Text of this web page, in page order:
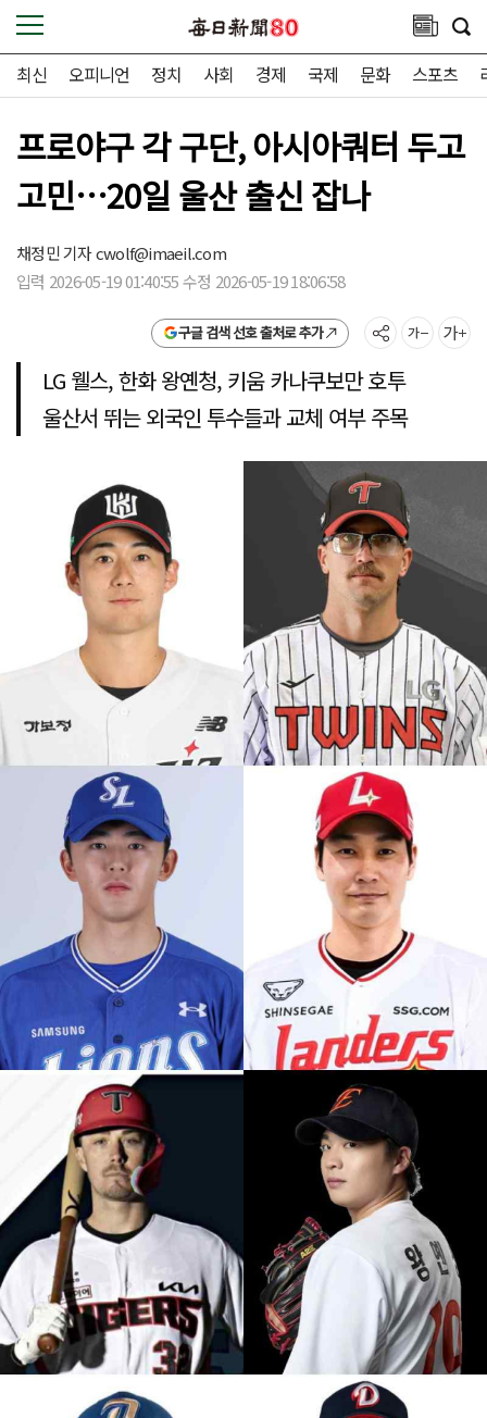
최신 오피니언 정치 사회 경제 국제 문화 스포츠
프로야구 각 구단, 아시아쿼터 두고
고민…20일 울산 출신 잡나
채정민 기자cwolf@imaeil.com
입력 2026-05-19 01:40:55 수정 2026-05-19 18:06:58
구글 검색 선호 출처로 추가
LG 웰스, 한화 왕옌청, 키움 카나쿠보만 호투
울산서 뛰는 외국인 투수들과 교체 여부 주목